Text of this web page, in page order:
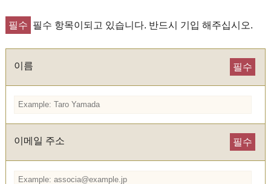
필수 필수 항목이되고 있습니다. 반드시 기입 해주십시오.
이름 필수
이메일 주소 필수